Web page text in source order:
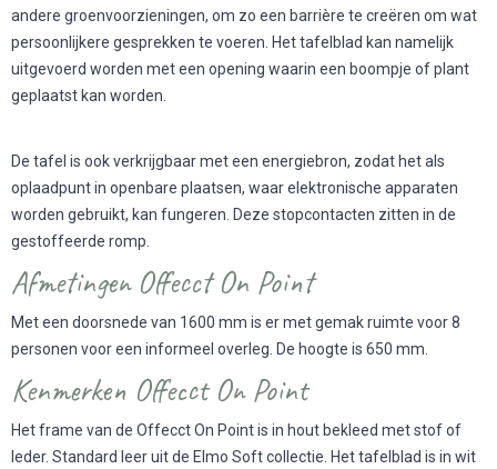
andere groenvoorzieningen, om zo een barrière te creëren om wat
persoonlijkere gesprekken te voeren. Het tafelblad kan namelijk
uitgevoerd worden met een opening waarin een boompje of plant
geplaatst kan worden.
De tafel is ook verkrijgbaar met een energiebron, zodat het als
oplaadpunt in openbare plaatsen, waar elektronische apparaten
worden gebruikt, kan fungeren. Deze stopcontacten zitten in de
gestoffeerde romp.
Afmetingen Offecct On Point
Met een doorsnede van 1600 mm is er met gemak ruimte voor 8
personen voor een informeel overleg. De hoogte is 650 mm.
Kenmerken Offecct On Point
Het frame van de Offecct On Point is in hout bekleed met stof of
leder. Standard leer uit de Elmo Soft collectie. Het tafelblad is in wit